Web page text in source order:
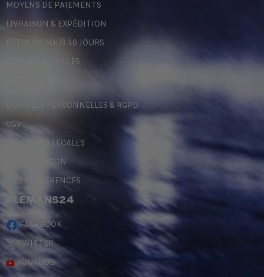
MOYENS DE PAIEMENTS
LIVRAISON & EXPÉDITION
RETOURS SOUS 30 JOURS
GUIDE DES TAILLES
DONNÉES PERSONNELLES & RGPD
CGV
MENTIONS LÉGALES
CONTREFAÇON
MES PRÉFÉRENCES
#LEMANS24
FACEBOOK
TWITTER
YOUTUBE